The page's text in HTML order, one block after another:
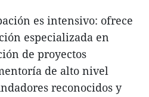
es intensivo: ofrece
especializada en
de proyectos
de alto nivel
reconocidos y